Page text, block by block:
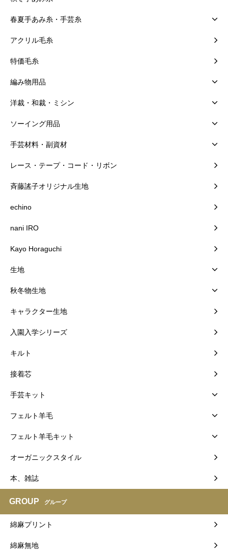
春夏手あみ糸・手芸糸
アクリル毛糸
特価毛糸
編み物用品
洋裁・和裁・ミシン
ソーイング用品
手芸材料・副資材
レース・テープ・コード・リボン
斉藤謠子オリジナル生地
echino
nani IRO
Kayo Horaguchi
生地
秋冬物生地
キャラクター生地
入園入学シリーズ
キルト
接着芯
手芸キット
フェルト羊毛
フェルト羊毛キット
オーガニックスタイル
本、雑誌
GROUP グループ
綿麻プリント
綿麻無地